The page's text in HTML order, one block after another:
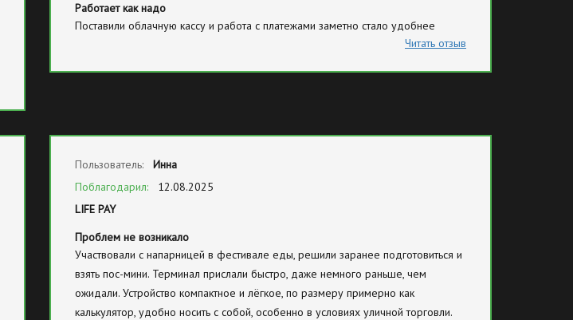
Работает как надо
Поставили облачную кассу и работа с платежами заметно стало удобнее
Читать отзыв
Пользователь:
Инна
Поблагодарил:
12.08.2025
LIFE PAY
Проблем не возникало
Участвовали с напарницей в фестивале еды, решили заранее подготовиться и
взять пос-мини. Терминал прислали быстро, даже немного раньше, чем
ожидали. Устройство компактное и лёгкое, по размеру примерно как
калькулятор, удобно носить с собой, особенно в условиях уличной торговли.